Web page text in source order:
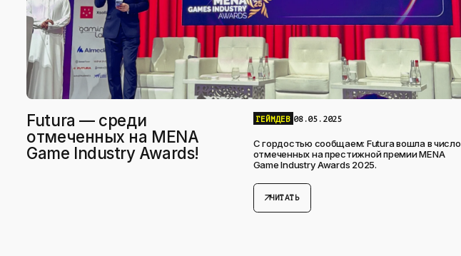
ГЕЙМДЕВ 08.05.2025
Futura — среди
отмеченных на MENA
Game Industry Awards!
С гордостью сообщаем: Futura вошла в число
отмеченных на престижной премии MENA
Game Industry Awards 2025.
arrow_outwardЧИТАТЬ